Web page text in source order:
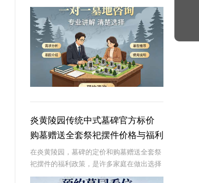
其墓碑的选择不仅是对逝者的纪念，也是生
者情感的寄托。万桐园公墓作为一家知名的
大型公墓，一直致力于提供高品质、个性化
的墓碑服务
炎黄陵园传统中式墓碑官方标价
购墓赠送全套祭祀摆件价格与福利
深度解析
在炎黄陵园，墓碑的定价和购墓赠送全套祭
祀摆件的福利政策，是许多家庭在做出选择
时的重要考虑因素。本文将从专业角度深入